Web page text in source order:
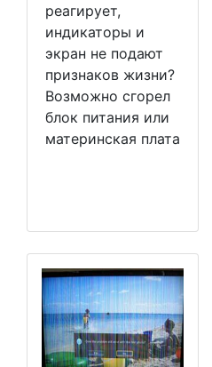
реагирует,
индикаторы и
экран не подают
признаков жизни?
Возможно сгорел
блок питания или
материнская плата